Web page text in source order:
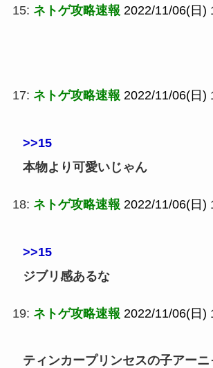
15: ネトゲ攻略速報 2022/11/06(日)
17: ネトゲ攻略速報 2022/11/06(日)
>>15
本物より可愛いじゃん
18: ネトゲ攻略速報 2022/11/06(日)
>>15
ジブリ感あるな
19: ネトゲ攻略速報 2022/11/06(日)
ティンカープリンセスの子アー